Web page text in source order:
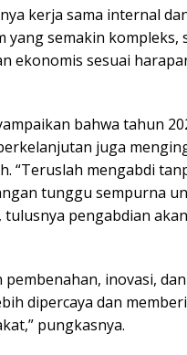
kerja sama internal
yang semakin
ekonomis sesuai
bahwa tahun
juga
“Teruslah mengabdi
tunggu sempurna
pengabdian
inovasi,
dipercaya dan
pungkasnya.